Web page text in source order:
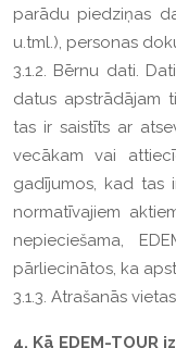
parādu piedziņas
u.tml.), personas
3.1.2. Bērnu dati.
datus apstrādājam
tas ir saistīts ar
vecākam vai
gadījumos, kad tas
normatīvajiem
nepieciešama,
pārliecinātos, ka
3.1.3. Atrašanās
4. Kā EDEM-TOUR